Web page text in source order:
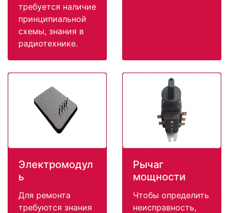
требуется наличие
принципиальной
схемы, знания в
радиотехнике.
Электромодул
ь
Для ремонта
требуются знания
Рычаг
мощности
Чтобы определить
неисправность,